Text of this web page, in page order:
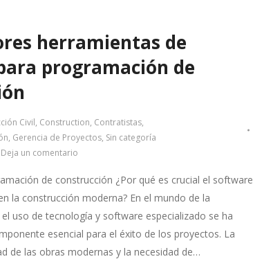
herramientas de
programación de
Civil, Construction, Contratistas,
, Gerencia de Proyectos, Sin categoría
Deja un comentario
de construcción ¿Por qué es crucial el software
la construcción moderna? En el mundo de la
uso de tecnología y software especializado se ha
esencial para el éxito de los proyectos. La
de las obras modernas y la necesidad de…